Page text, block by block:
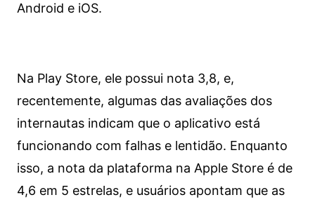
Android e iOS.
Na Play Store, ele possui nota 3,8, e,
recentemente, algumas das avaliações dos
internautas indicam que o aplicativo está
funcionando com falhas e lentidão. Enquanto
isso, a nota da plataforma na Apple Store é de
4,6 em 5 estrelas, e usuários apontam que as